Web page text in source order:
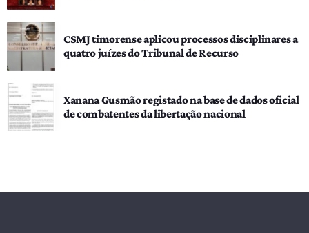
CSMJ timorense aplicou processos disciplinares a
quatro juízes do Tribunal de Recurso
Xanana Gusmão registado na base de dados oficial
de combatentes da libertação nacional